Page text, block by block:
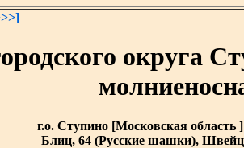
округа
г.о. Ступино [Московская область
Блиц, 64 (Русские шашки),